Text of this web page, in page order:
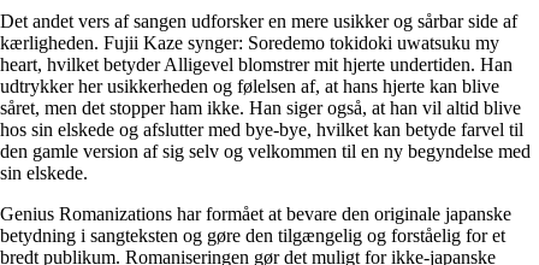
Det andet vers af sangen udforsker en mere usikker og sårbar side af
kærligheden. Fujii Kaze synger: Soredemo tokidoki uwatsuku my
heart, hvilket betyder Alligevel blomstrer mit hjerte undertiden. Han
udtrykker her usikkerheden og følelsen af, at hans hjerte kan blive
såret, men det stopper ham ikke. Han siger også, at han vil altid blive
hos sin elskede og afslutter med bye-bye, hvilket kan betyde farvel til
den gamle version af sig selv og velkommen til en ny begyndelse med
sin elskede.
Genius Romanizations har formået at bevare den originale japanske
betydning i sangteksten og gøre den tilgængelig og forståelig for et
bredt publikum. Romaniseringen gør det muligt for ikke-japanske